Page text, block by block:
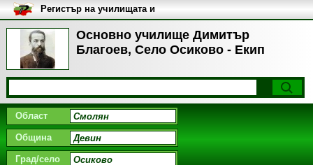
Основно училище Димитър
Благоев, Село Осиково - Екип
Регистър на училищата и
университетите в България
Област
Община
Град/село